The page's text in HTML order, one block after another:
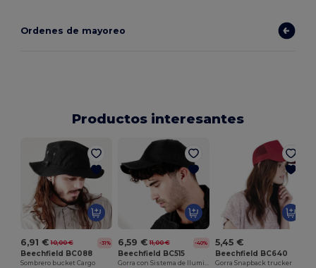
Ordenes de mayoreo
Productos interesantes
6,91 € 10,00 € -31%
Beechfield BC088
Sombrero bucket Cargo
6,59 € 11,00 € -40%
Beechfield BC515
Gorra con Sistema de Iluminación LED
5,45 €
Beechfield BC640
Gorra Snapback trucker